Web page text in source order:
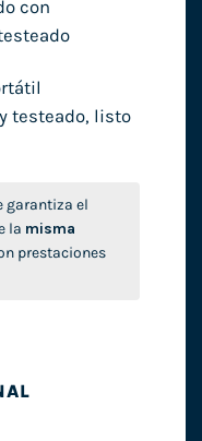
con
testeado, listo
garantiza el
la misma
prestaciones